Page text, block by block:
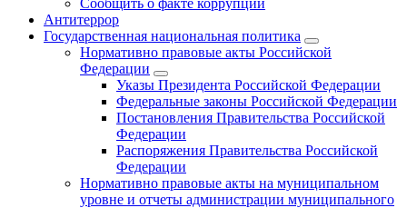
Сообщить о факте коррупции
Антитеррор
Государственная национальная политика
Нормативно правовые акты Российской
Федерации
Указы Президента Российской Федерации
Федеральные законы Российской Федерации
Постановления Правительства Российской
Федерации
Распоряжения Правительства Российской
Федерации
Нормативно правовые акты на муниципальном
уровне и отчеты администрации муниципального